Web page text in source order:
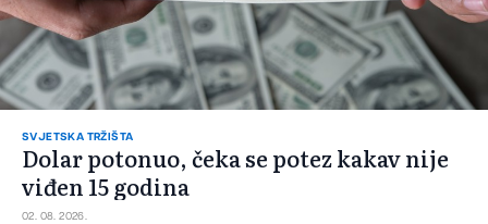
SVJETSKA TRŽIŠTA
Dolar potonuo, čeka se potez kakav nije
viđen 15 godina
02. 08. 2026.